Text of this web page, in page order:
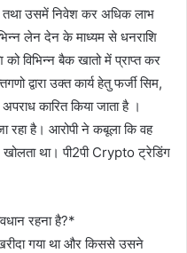
उसमें निवेश कर अधिक लाभ
लेन देन के माध्यम से धनराशि
को विभिन्न बैक खातो में प्राप्त कर
द्वारा उक्त कार्य हेतु फर्जी सिम,
कारित किया जाता है ।
रहा है। आरोपी ने कबूला कि वह
था। पी2पी Crypto ट्रेडिंग
रहना है?*
गया था और किससे उसने